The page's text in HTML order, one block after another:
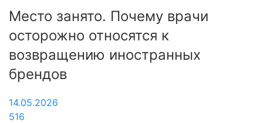
Место занято. Почему врачи
осторожно относятся к
возвращению иностранных
брендов
14.05.2026
516